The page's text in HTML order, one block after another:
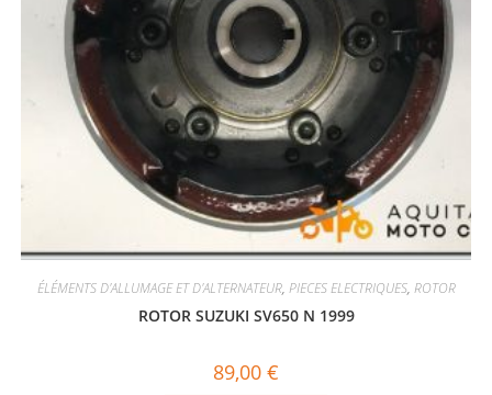
ÉLÉMENTS D'ALLUMAGE ET D'ALTERNATEUR, PIECES ELECTRIQUES, ROTOR
ROTOR SUZUKI SV650 N 1999
89,00 €